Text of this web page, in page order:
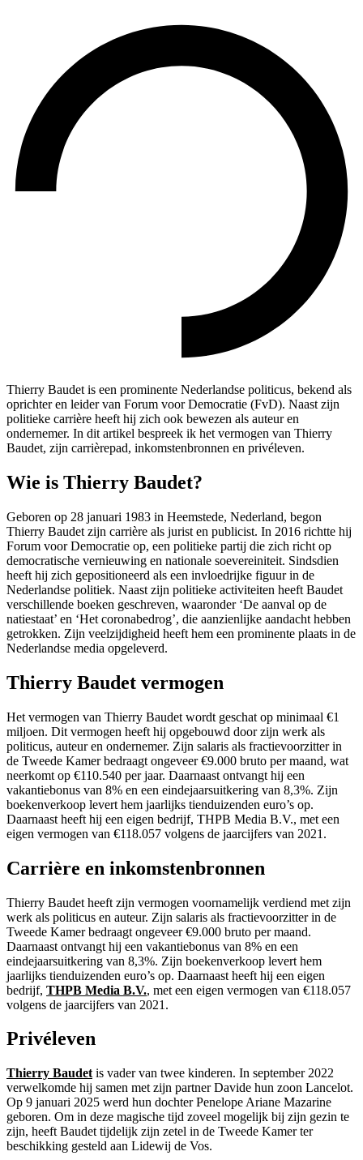
Thierry Baudet is een prominente Nederlandse politicus, bekend als
oprichter en leider van Forum voor Democratie (FvD). Naast zijn
politieke carrière heeft hij zich ook bewezen als auteur en
ondernemer. In dit artikel bespreek ik het vermogen van Thierry
Baudet, zijn carrièrepad, inkomstenbronnen en privéleven.
Wie is Thierry Baudet?
Geboren op 28 januari 1983 in Heemstede, Nederland, begon
Thierry Baudet zijn carrière als jurist en publicist. In 2016 richtte hij
Forum voor Democratie op, een politieke partij die zich richt op
democratische vernieuwing en nationale soevereiniteit. Sindsdien
heeft hij zich gepositioneerd als een invloedrijke figuur in de
Nederlandse politiek. Naast zijn politieke activiteiten heeft Baudet
verschillende boeken geschreven, waaronder ‘De aanval op de
natiestaat’ en ‘Het coronabedrog’, die aanzienlijke aandacht hebben
getrokken. Zijn veelzijdigheid heeft hem een prominente plaats in de
Nederlandse media opgeleverd.
Thierry Baudet vermogen
Het vermogen van Thierry Baudet wordt geschat op minimaal €1
miljoen. Dit vermogen heeft hij opgebouwd door zijn werk als
politicus, auteur en ondernemer. Zijn salaris als fractievoorzitter in
de Tweede Kamer bedraagt ongeveer €9.000 bruto per maand, wat
neerkomt op €110.540 per jaar. Daarnaast ontvangt hij een
vakantiebonus van 8% en een eindejaarsuitkering van 8,3%. Zijn
boekenverkoop levert hem jaarlijks tienduizenden euro’s op.
Daarnaast heeft hij een eigen bedrijf, THPB Media B.V., met een
eigen vermogen van €118.057 volgens de jaarcijfers van 2021.
Carrière en inkomstenbronnen
Thierry Baudet heeft zijn vermogen voornamelijk verdiend met zijn
werk als politicus en auteur. Zijn salaris als fractievoorzitter in de
Tweede Kamer bedraagt ongeveer €9.000 bruto per maand.
Daarnaast ontvangt hij een vakantiebonus van 8% en een
eindejaarsuitkering van 8,3%. Zijn boekenverkoop levert hem
jaarlijks tienduizenden euro’s op. Daarnaast heeft hij een eigen
bedrijf, THPB Media B.V., met een eigen vermogen van €118.057
volgens de jaarcijfers van 2021.
Privéleven
Thierry Baudet is vader van twee kinderen. In september 2022
verwelkomde hij samen met zijn partner Davide hun zoon Lancelot.
Op 9 januari 2025 werd hun dochter Penelope Ariane Mazarine
geboren. Om in deze magische tijd zoveel mogelijk bij zijn gezin te
zijn, heeft Baudet tijdelijk zijn zetel in de Tweede Kamer ter
beschikking gesteld aan Lidewij de Vos.